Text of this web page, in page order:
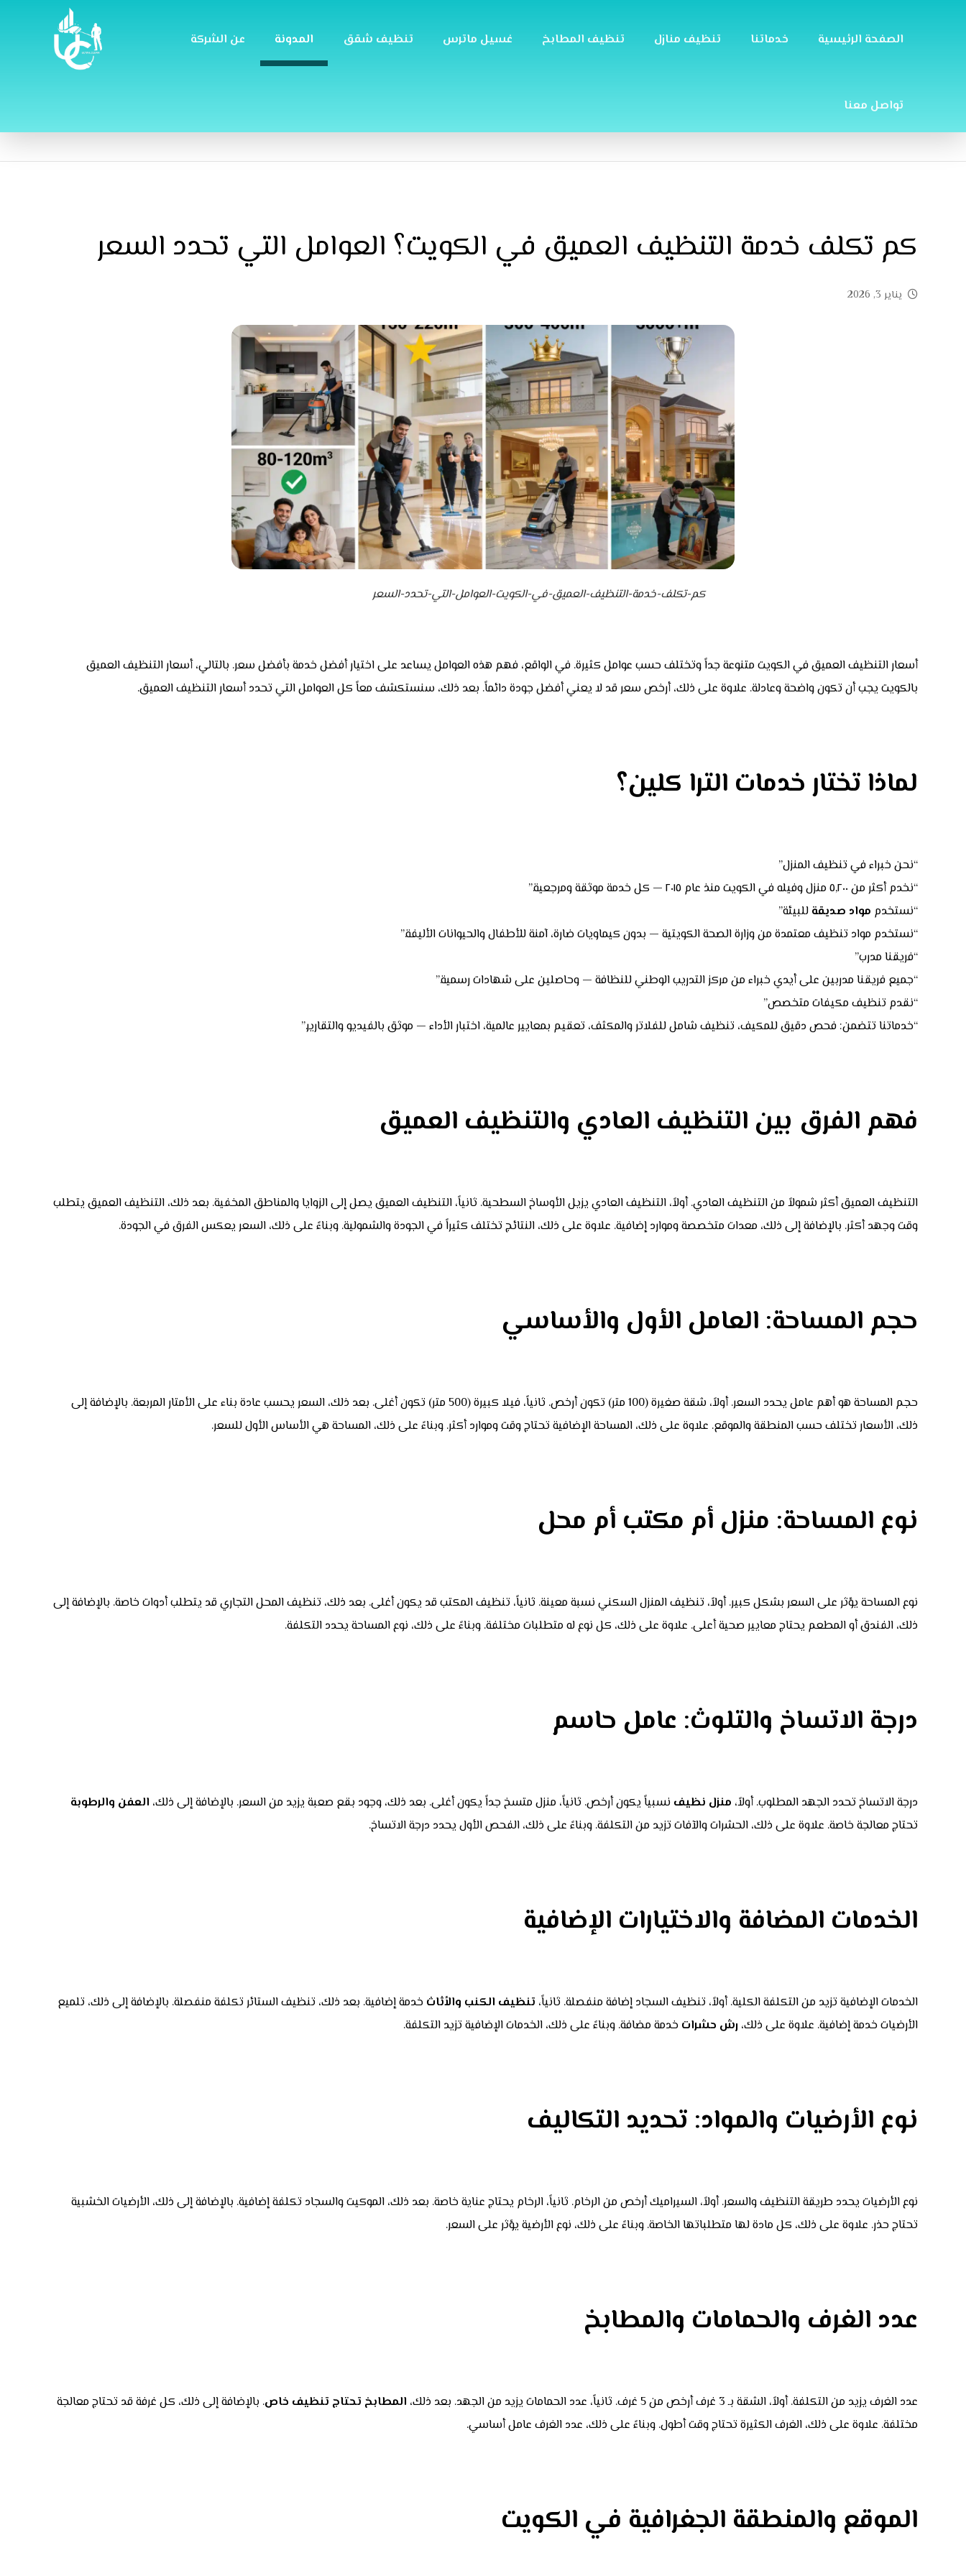
الصفحة الرئيسية خدماتنا تنظيف منازل تنظيف المطابخ غسيل ماترس تنظيف شقق المدونة عن الشركة
تواصل معنا
كم تكلف خدمة التنظيف العميق في الكويت؟ العوامل التي تحدد السعر
يناير 3, 2026
كم-تكلف-خدمة-التنظيف-العميق-في-الكويت-العوامل-التي-تحدد-السعر
أسعار التنظيف العميق في الكويت متنوعة جداً وتختلف حسب عوامل كثيرة. في الواقع، فهم هذه العوامل يساعد على اختيار أفضل خدمة بأفضل سعر. بالتالي، أسعار التنظيف العميق
بالكويت يجب أن تكون واضحة وعادلة. علاوة على ذلك، أرخص سعر قد لا يعني أفضل جودة دائماً. بعد ذلك، سنستكشف معاً كل العوامل التي تحدد أسعار التنظيف العميق.
لماذا تختار خدمات الترا كلين؟
“نحن خبراء في تنظيف المنزل”
“نخدم أكثر من ٥,٢٠٠ منزل وفيله في الكويت منذ عام ٢٠١٥ — كل خدمة موثقة ومرجعية.”
“نستخدم مواد صديقة للبيئة”
“نستخدم مواد تنظيف معتمدة من وزارة الصحة الكويتية — بدون كيماويات ضارة، آمنة للأطفال والحيوانات الأليفة.”
“فريقنا مدرب”
“جميع فريقنا مدربين على أيدي خبراء من مركز التدريب الوطني للنظافة — وحاصلين على شهادات رسمية.”
“نقدم تنظيف مكيفات متخصص”
“خدماتنا تتضمن: فحص دقيق للمكيف، تنظيف شامل للفلاتر والمكثف، تعقيم بمعايير عالمية، اختبار الأداء — موثق بالفيديو والتقارير.”
فهم الفرق بين التنظيف العادي والتنظيف العميق
التنظيف العميق أكثر شمولاً من التنظيف العادي. أولاً، التنظيف العادي يزيل الأوساخ السطحية. ثانياً، التنظيف العميق يصل إلى الزوايا والمناطق المخفية. بعد ذلك، التنظيف العميق يتطلب
وقت وجهد أكثر. بالإضافة إلى ذلك، معدات متخصصة وموارد إضافية. علاوة على ذلك، النتائج تختلف كثيراً في الجودة والشمولية. وبناءً على ذلك، السعر يعكس الفرق في الجودة.
حجم المساحة: العامل الأول والأساسي
حجم المساحة هو أهم عامل يحدد السعر. أولاً، شقة صغيرة (100 متر) تكون أرخص. ثانياً، فيلا كبيرة (500 متر) تكون أغلى. بعد ذلك، السعر يحسب عادة بناء على الأمتار المربعة. بالإضافة إلى
ذلك، الأسعار تختلف حسب المنطقة والموقع. علاوة على ذلك، المساحة الإضافية تحتاج وقت وموارد أكثر. وبناءً على ذلك، المساحة هي الأساس الأول للسعر.
نوع المساحة: منزل أم مكتب أم محل
نوع المساحة يؤثر على السعر بشكل كبير. أولاً، تنظيف المنزل السكني نسبة معينة. ثانياً، تنظيف المكتب قد يكون أغلى. بعد ذلك، تنظيف المحل التجاري قد يتطلب أدوات خاصة. بالإضافة إلى
ذلك، الفندق أو المطعم يحتاج معايير صحية أعلى. علاوة على ذلك، كل نوع له متطلبات مختلفة. وبناءً على ذلك، نوع المساحة يحدد التكلفة.
درجة الاتساخ والتلوث: عامل حاسم
درجة الاتساخ تحدد الجهد المطلوب. أولاً، منزل نظيف نسبياً يكون أرخص. ثانياً، منزل متسخ جداً يكون أغلى. بعد ذلك، وجود بقع صعبة يزيد من السعر. بالإضافة إلى ذلك، العفن والرطوبة
تحتاج معالجة خاصة. علاوة على ذلك، الحشرات والآفات تزيد من التكلفة. وبناءً على ذلك، الفحص الأول يحدد درجة الاتساخ.
الخدمات المضافة والاختيارات الإضافية
الخدمات الإضافية تزيد من التكلفة الكلية. أولاً، تنظيف السجاد إضافة منفصلة. ثانياً، تنظيف الكنب والأثاث خدمة إضافية. بعد ذلك، تنظيف الستائر تكلفة منفصلة. بالإضافة إلى ذلك، تلميع
الأرضيات خدمة إضافية. علاوة على ذلك، رش حشرات خدمة مضافة. وبناءً على ذلك، الخدمات الإضافية تزيد التكلفة.
نوع الأرضيات والمواد: تحديد التكاليف
نوع الأرضيات يحدد طريقة التنظيف والسعر. أولاً، السيراميك أرخص من الرخام. ثانياً، الرخام يحتاج عناية خاصة. بعد ذلك، الموكيت والسجاد تكلفة إضافية. بالإضافة إلى ذلك، الأرضيات الخشبية
تحتاج حذر. علاوة على ذلك، كل مادة لها متطلباتها الخاصة. وبناءً على ذلك، نوع الأرضية يؤثر على السعر.
عدد الغرف والحمامات والمطابخ
عدد الغرف يزيد من التكلفة. أولاً، الشقة بـ 3 غرف أرخص من 5 غرف. ثانياً، عدد الحمامات يزيد من الجهد. بعد ذلك، المطابخ تحتاج تنظيف خاص. بالإضافة إلى ذلك، كل غرفة قد تحتاج معالجة
مختلفة. علاوة على ذلك، الغرف الكثيرة تحتاج وقت أطول. وبناءً على ذلك، عدد الغرف عامل أساسي.
الموقع والمنطقة الجغرافية في الكويت